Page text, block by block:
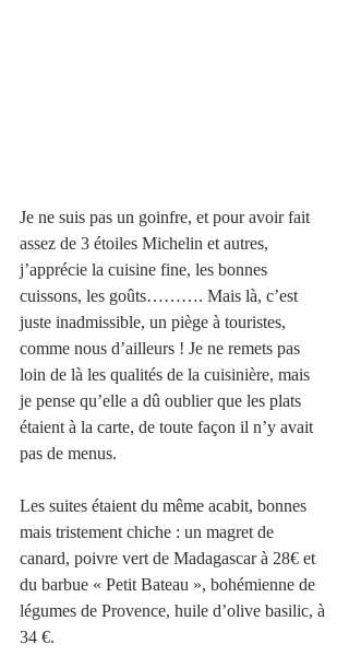
Je ne suis pas un goinfre, et pour avoir fait
assez de 3 étoiles Michelin et autres,
j’apprécie la cuisine fine, les bonnes
cuissons, les goûts………. Mais là, c’est
juste inadmissible, un piège à touristes,
comme nous d’ailleurs ! Je ne remets pas
loin de là les qualités de la cuisinière, mais
je pense qu’elle a dû oublier que les plats
étaient à la carte, de toute façon il n’y avait
pas de menus.
Les suites étaient du même acabit, bonnes
mais tristement chiche : un magret de
canard, poivre vert de Madagascar à 28€ et
du barbue « Petit Bateau », bohémienne de
légumes de Provence, huile d’olive basilic, à
34 €.